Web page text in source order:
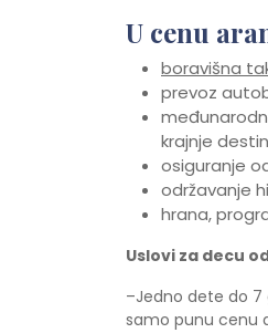
U cenu
boravišna
prevoz
krajnje
osiguranje
održavanje
hrana,
Uslovi za decu
–Jedno dete do
samo punu cenu